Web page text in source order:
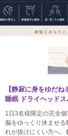
【静寂に身をゆだ
睡眠 ドライヘッドス
1日3名様限定の完全
脳をゆっくり休ませ
れが抜けにくい方へ